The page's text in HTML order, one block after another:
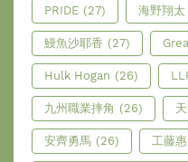
PRIDE (27) 海野翔太
鰻魚沙耶香 (27)
Hulk Hogan (26)
九州職業摔角 (26)
安齊勇馬 (26) 工藤惠